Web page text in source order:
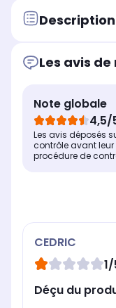
Confort d'écoute
intra-auriculaire
jusqu'à 24h
Temps de charge des
Description
Les avis
Note globale
4,5/
Les avis déposés
contrôle avant leur
procédure de
CEDRIC
Déçu du